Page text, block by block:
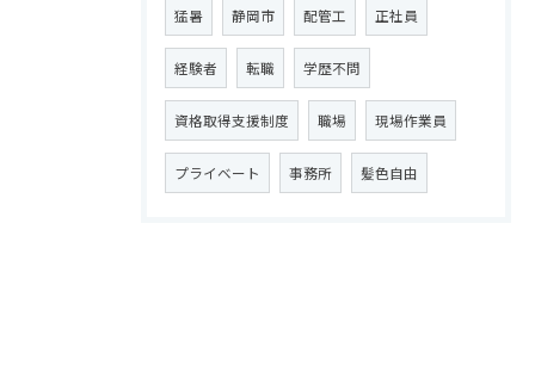
猛暑 静岡市 配管工 正社員
経験者 転職 学歴不問
資格取得支援制度 職場 現場作業員
プライベート 事務所 髪色自由